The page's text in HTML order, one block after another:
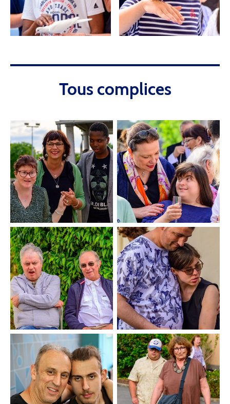
Tous complices